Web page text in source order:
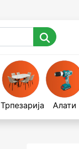
Трпезарија Алати